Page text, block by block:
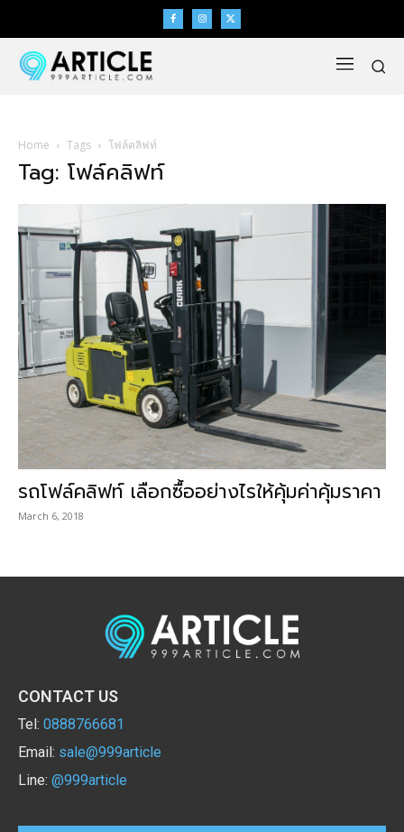
Home Tags โฟล์คลิฟท์
Tag: โฟล์คลิฟท์
รถโฟล์คลิฟท์ เลือกซื้ออย่างไรให้คุ้มค่าคุ้มราคา
March 6, 2018
CONTACT US
Tel: 0888766681
Email: sale@999article
Line: @999article